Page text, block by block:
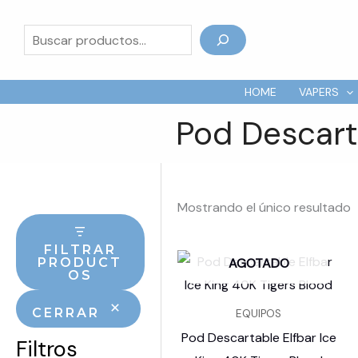
contenido
Buscar
HOME VAPERS
Pod
FILTRAR
PRODUCT
OS
CERRAR
Filtros
Mostrando el único resultado
AGOTADO
EQUIPOS
Pod Descartable Elfbar Ice